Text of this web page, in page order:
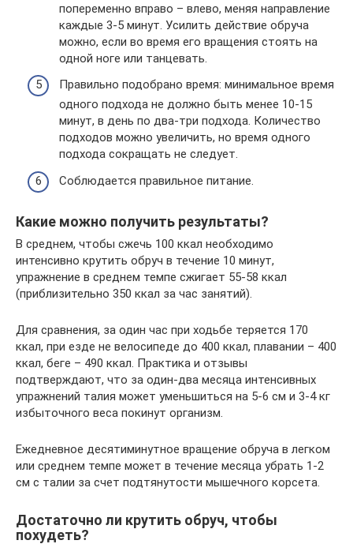
попеременно вправо – влево, меняя направление
каждые 3-5 минут. Усилить действие обруча
можно, если во время его вращения стоять на
одной ноге или танцевать.
Правильно подобрано время: минимальное время
одного подхода не должно быть менее 10-15
минут, в день по два-три подхода. Количество
подходов можно увеличить, но время одного
подхода сокращать не следует.
Соблюдается правильное питание.
Какие можно получить результаты?
В среднем, чтобы сжечь 100 ккал необходимо
интенсивно крутить обруч в течение 10 минут,
упражнение в среднем темпе сжигает 55-58 ккал
(приблизительно 350 ккал за час занятий).
Для сравнения, за один час при ходьбе теряется 170
ккал, при езде не велосипеде до 400 ккал, плавании – 400
ккал, беге – 490 ккал. Практика и отзывы
подтверждают, что за один-два месяца интенсивных
упражнений талия может уменьшиться на 5-6 см и 3-4 кг
избыточного веса покинут организм.
Ежедневное десятиминутное вращение обруча в легком
или среднем темпе может в течение месяца убрать 1-2
см с талии за счет подтянутости мышечного корсета.
Достаточно ли крутить обруч, чтобы
похудеть?